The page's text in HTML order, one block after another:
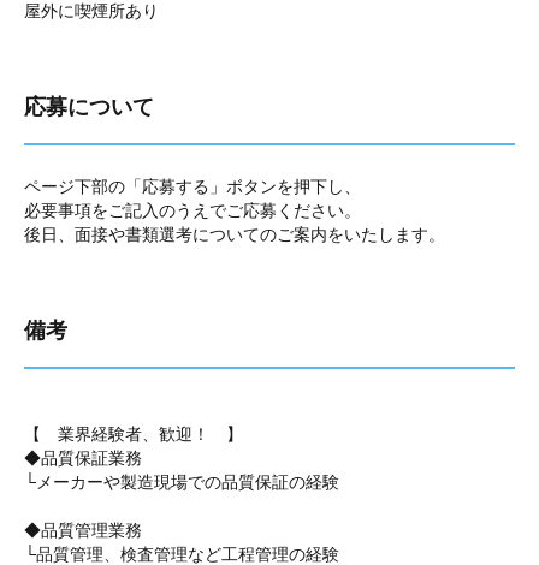
屋外に喫煙所あり
応募について
ページ下部の「応募する」ボタンを押下し、
必要事項をご記入のうえでご応募ください。
後日、面接や書類選考についてのご案内をいたします。
備考
【 業界経験者、歓迎！ 】
◆品質保証業務
└メーカーや製造現場での品質保証の経験
◆品質管理業務
└品質管理、検査管理など工程管理の経験